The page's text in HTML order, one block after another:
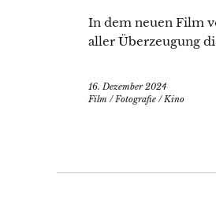
In dem neuen Film
aller Überzeugung
16. Dezember 2024
Film /Fotografie /Kino